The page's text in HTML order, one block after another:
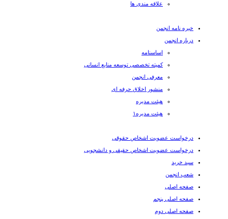
علاقه مندی ها
خبره نامه انجمن
درباره انجمن
اساسنامه
کمیته تخصصی توسعه منابع انسانی
معرفی انجمن
منشور اخلاق حرفه ای
هیئت مدیره
هیئت مدیره۱
درخواست عضویت اشخاص حقوقی
درخواست عضویت اشخاص حقیقی و دانشجویی
سبد خرید
شعب انجمن
صفحه اصلی
صفحه اصلی پنجم
صفحه اصلی دوم